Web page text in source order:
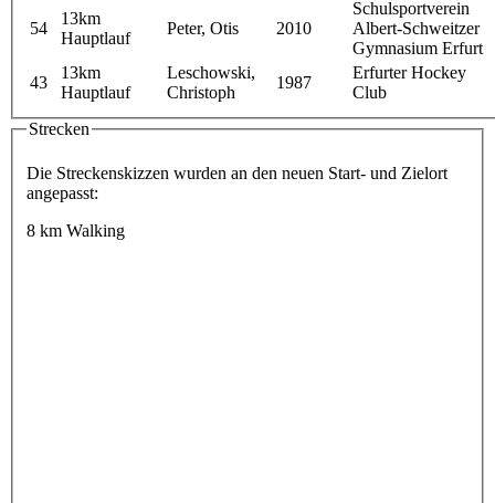
54
13km
Hauptlauf
Peter, Otis 2010
Schulsportverein
Albert-Schweitzer
Gymnasium Erfurt
43
13km
Hauptlauf
Leschowski,
Christoph
1987
Erfurter Hockey
Club
Strecken
Die Streckenskizzen wurden an den neuen Start- und Zielort
angepasst:
8 km Walking